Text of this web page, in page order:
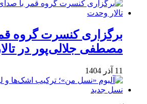
برگزاری کنسرت گروه
مصطفی جلالی‌پور در
11 آذر 1404